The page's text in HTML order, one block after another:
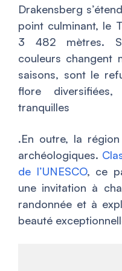
Drakensberg
point culminant, le
3 482 mètres.
couleurs changent
saisons, sont le
flore
tranquilles
.En outre, la
archéologiques.
de l’UNESCO, ce
une invitation à
randonnée et à
beauté